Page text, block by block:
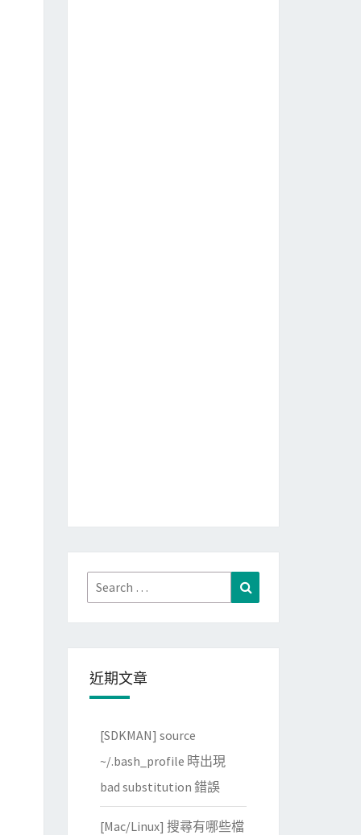
Search
for:
近期文章
[SDKMAN] source
~/.bash_profile 時出現
bad substitution 錯誤
[Mac/Linux] 搜尋有哪些檔